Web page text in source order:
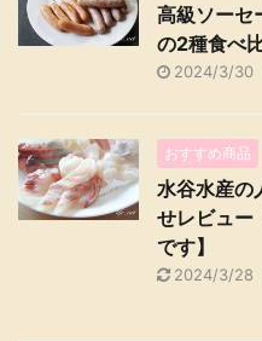
高級ソーセ
の2種食べ
2024/3/30
おすすめ商品
水谷水産の
せレビュー
です】
2024/3/28